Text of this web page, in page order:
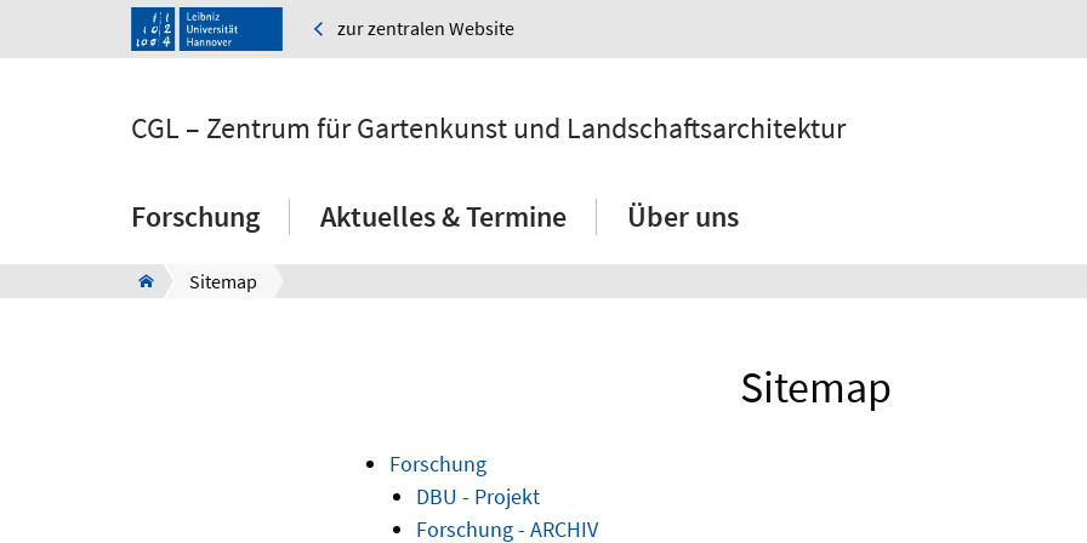
zur zentralen Website
CGL – Zentrum für Gartenkunst und Landschaftsarchitektur
Forschung Aktuelles & Termine Über uns
Sitemap
Sitemap
Forschung
DBU - Projekt
Forschung - ARCHIV